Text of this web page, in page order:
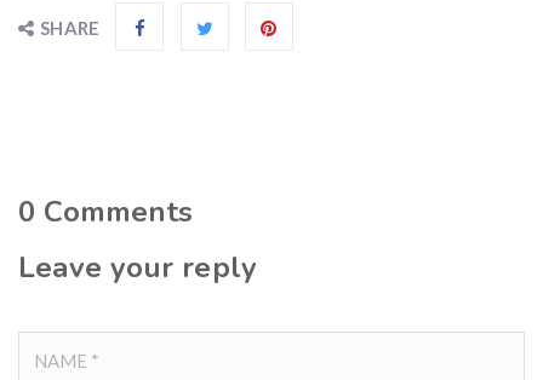
SHARE
0 Comments
Leave your reply